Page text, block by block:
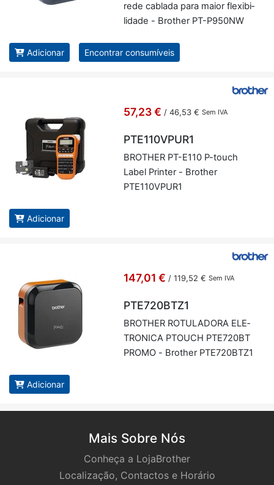
rede ca­blada para maior fle­xi­bi­
li­dade - Brother PT-P950NW
Adicionar Encontrar consumíveis
57,23 € / 46,53 € Sem IVA
PTE110VPUR1
BROTHER PT-E110 P-touch
Label Printer - Brother
PTE110V­PUR1
Adicionar
147,01 € / 119,52 € Sem IVA
PTE720BTZ1
BROTHER RO­TU­LA­DORA ELE­
TRO­NICA PTOUCH PTE720BT
PROMO - Brother PTE720BTZ1
Adicionar
Mais Sobre Nós
Conheça a LojaBrother
Localização, Contactos e Horário